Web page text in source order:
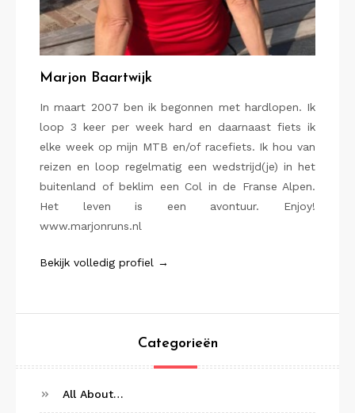
Marjon Baartwijk
In maart 2007 ben ik begonnen met hardlopen. Ik
loop 3 keer per week hard en daarnaast fiets ik
elke week op mijn MTB en/of racefiets. Ik hou van
reizen en loop regelmatig een wedstrijd(je) in het
buitenland of beklim een Col in de Franse Alpen.
Het leven is een avontuur. Enjoy!
www.marjonruns.nl
Bekijk volledig profiel →
Categorieën
All About…